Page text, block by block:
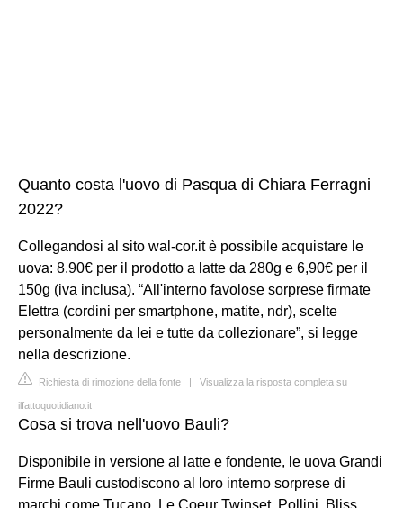
Quanto costa l'uovo di Pasqua di Chiara Ferragni
2022?
Collegandosi al sito wal-cor.it è possibile acquistare le
uova: 8.90€ per il prodotto a latte da 280g e 6,90€ per il
150g (iva inclusa). “All'interno favolose sorprese firmate
Elettra (cordini per smartphone, matite, ndr), scelte
personalmente da lei e tutte da collezionare”, si legge
nella descrizione.
Richiesta di rimozione della fonte | Visualizza la risposta completa su
ilfattoquotidiano.it
Cosa si trova nell'uovo Bauli?
Disponibile in versione al latte e fondente, le uova Grandi
Firme Bauli custodiscono al loro interno sorprese di
marchi come Tucano, Le Coeur Twinset, Pollini, Bliss